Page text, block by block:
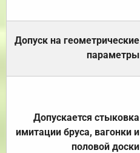
Допуск на геометрические
параметры
Допускается стыковка
имитации бруса, вагонки и
половой доски